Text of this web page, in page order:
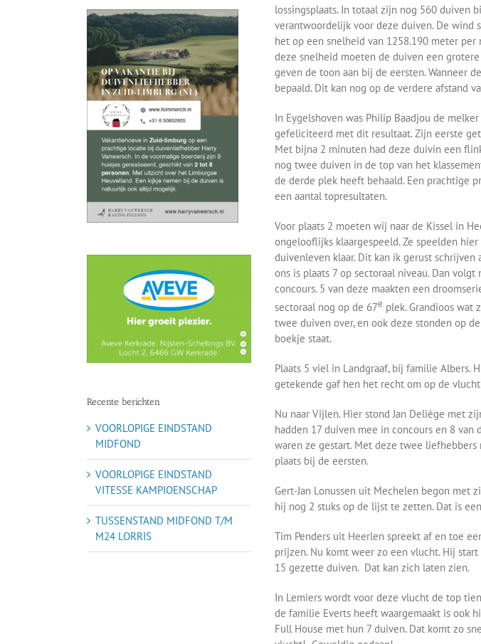
lossingsplaats. In totaal zijn nog 560 duiven
verantwoordelijk voor deze duiven. De wind
het op een snelheid van 1258.190 meter
deze snelheid moeten de duiven een
geven de toon aan bij de eersten. Wanneer
bepaald. Dit kan nog op de verdere afstand
In Eygelshoven was Philip Baadjou de
gefeliciteerd met dit resultaat. Zijn eerste
Met bijna 2 minuten had deze duivin een
nog twee duiven in de top van het
de derde plek heeft behaald. Een prachtige
een aantal topresultaten.
Voor plaats 2 moeten wij naar de Kissel in
ongelooflijks klaargespeeld. Ze speelden
duivenleven klaar. Dit kan ik gerust
ons is plaats 7 op sectoraal niveau. Dan
concours. 5 van deze maakten een
sectoraal nog op de 67e plek. Grandioos wat
twee duiven over, en ook deze stonden op
boekje staat.
Plaats 5 viel in Landgraaf, bij familie Albers.
getekende gaf hen het recht om op de
Nu naar Vijlen. Hier stond Jan Deliège met
hadden 17 duiven mee in concours en 8
waren ze gestart. Met deze twee
plaats bij de eersten.
Gert-Jan Lonussen uit Mechelen begon met
hij nog 2 stuks op de lijst te zetten. Dat is
Tim Penders uit Heerlen spreekt af en toe
prijzen. Nu komt weer zo een vlucht. Hij
15 gezette duiven. Dat kan zich laten zien.
In Lemiers wordt voor deze vlucht de top
de familie Everts heeft waargemaakt is ook
Full House met hun 7 duiven. Dat komt zo
Recente berichten
VOORLOPIGE EINDSTAND
MIDFOND
VOORLOPIGE EINDSTAND
VITESSE KAMPIOENSCHAP
TUSSENSTAND MIDFOND T/M
M24 LORRIS